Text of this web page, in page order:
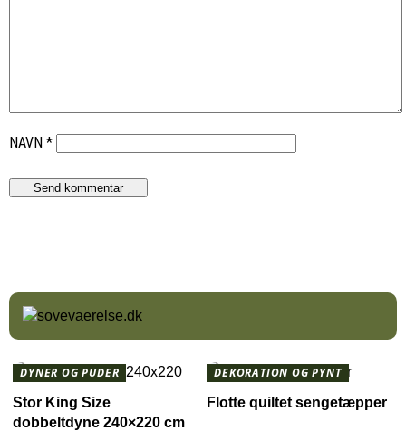
NAVN *
DYNER OG PUDER
Stor King Size
dobbeltdyne 240×220 cm
DEKORATION OG PYNT
Flotte quiltet sengetæpper